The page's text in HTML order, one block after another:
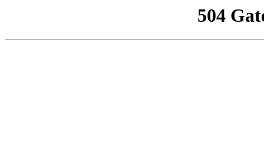
504